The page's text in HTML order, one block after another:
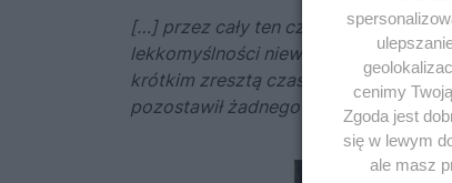
[…] przez cały ten czas, od kiedy
lekkomyślności niewielkiej garstki,
krótkim zresztą czasie uspokojono
pozostawił żadnego zarzewia szczęść
cenimy
Zgoda jest
się w lewym
ale masz